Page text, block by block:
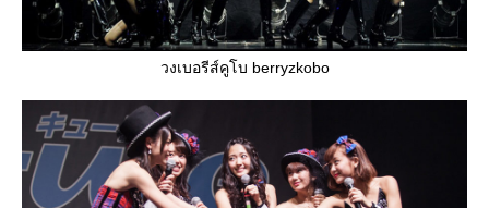
วงเบอรีส์คูโบ berryzkobo